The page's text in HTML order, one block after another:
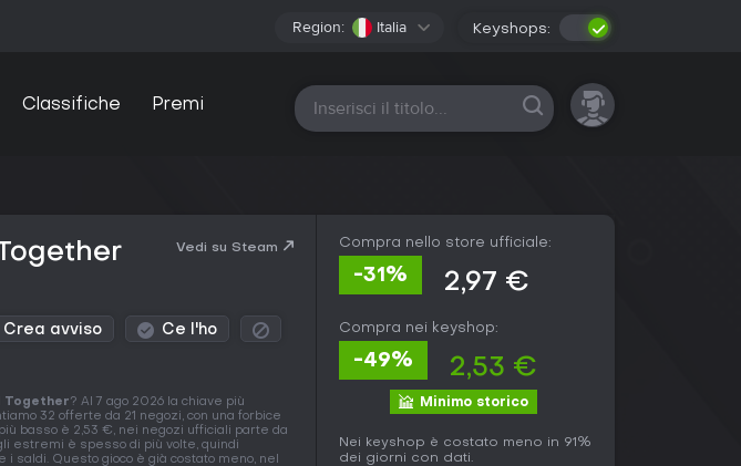
Region: Italia Keyshops:
Classifiche Premi Tutte le piattaforme
Vedi su Steam
Crea avviso Ce l'ho
Together? Al 7 ago 2026 la chiave più
32 offerte da 21 negozi, con una forbice
basso è 2,53 €, nei negozi ufficiali parte da
estremi è spesso di più volte, quindi
saldi. Questo gioco è già costato meno, nel
Compra nello store ufficiale:
-31% 2,97 €
Compra nei keyshop:
-49% 2,53 €
Minimo storico
Nei keyshop è costato meno in 91%
dei giorni con dati.